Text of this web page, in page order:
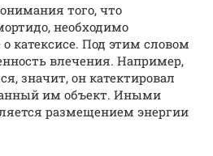
того, что
необходимо
катексисе. Под этим словом
влечения. Например,
значит, он катектировал
им объект. Иными
размещением энергии